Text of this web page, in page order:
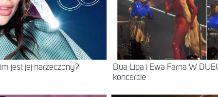
jest jej narzeczony?
Dua Lipa i Ewa Farna W
koncercie